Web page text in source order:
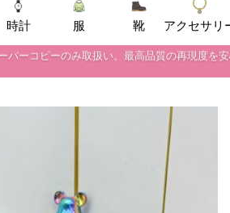
時計 服 靴 アクセサリ
パーコピーのみ取扱い。最高品質の再現度を
！期間中のご注文でお得な割引をご利用いただ
ンスーパーコピー バッグ最新モデルが登場。